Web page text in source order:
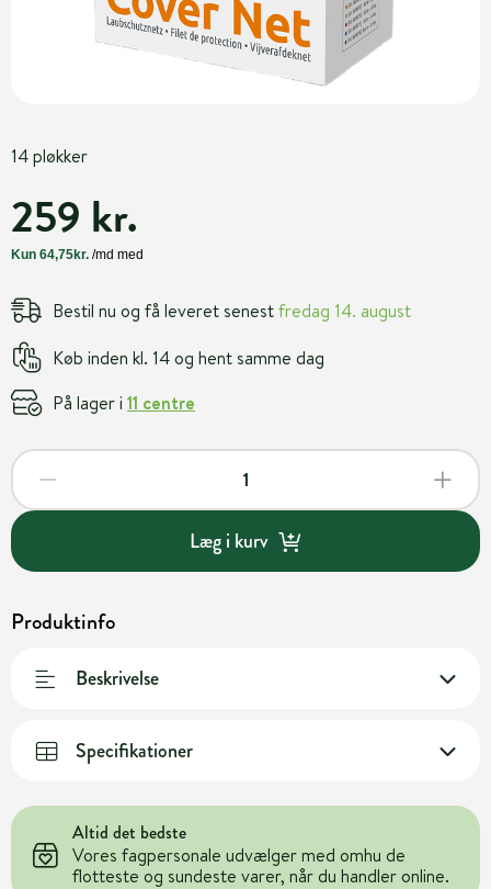
14 pløkker
259 kr.
Bestil nu og få leveret senestfredag 14. august
Køb inden kl. 14 og hent samme dag
På lager i 11 centre
Læg i kurv
Produktinfo
Beskrivelse
Specifikationer
Altid det bedste
Vores fagpersonale udvælger med omhu de
flotteste og sundeste varer, når du handler online.